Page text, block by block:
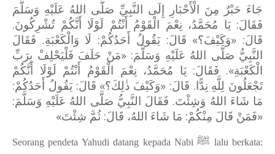
جَاءَ حَبْرٌ مِنَ الْأَحْبَارِ إِلَى النَّبِيِّ صَلَّى اللهُ عَلَيْهِ وَسَلَّمَ
فَقَالَ: يَا مُحَمَّدُ، نِعْمَ الْقَوْمُ أَنْتُمْ لَوْلَا أَنَّكُمْ تُشْرِكُونَ.
قَالَ: «وَكَيْفَ؟» قَالَ: يَقُولُ أَحَدُكُمْ: لَا وَالْكَعْبَةِ. فَقَالَ
النَّبِيُّ صَلَّى اللهُ عَلَيْهِ وَسَلَّمَ: «مَنْ حَلَفَ فَلْيَحْلِفْ بِرَبِّ
الْكَعْبَةِ». فَقَالَ: يَا مُحَمَّدُ، نِعْمَ الْقَوْمُ أَنْتُمْ لَوْلَا أَنَّكُمْ
تَجْعَلُونَ لِلَّهِ نِدًّا. قَالَ: «وَكَيْفَ ذٰلِكَ؟» قَالَ: يَقُولُ أَحَدُكُمْ:
مَا شَاءَ اللهُ وَشِئْتَ. فَقَالَ النَّبِيُّ صَلَّى اللهُ عَلَيْهِ وَسَلَّمَ:
«فَمَنْ قَالَ مِنْكُمْ: مَا شَاءَ اللهُ، قَالَ: ثُمَّ شِئْتَ»
Seorang pendeta Yahudi datang kepada Nabiﷺ lalu berkata: